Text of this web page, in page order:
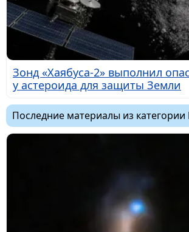
Зонд «Хаябуса-2» выполнил
у астероида для защиты Земли
Последние материалы из категории